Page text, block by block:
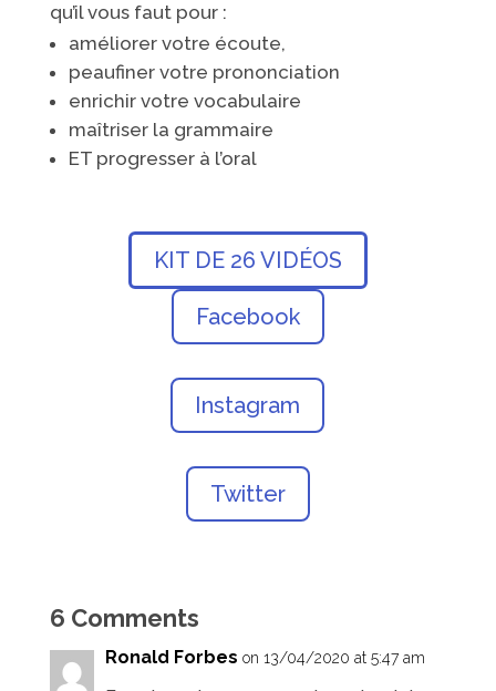
qu’il vous faut pour :
améliorer votre écoute,
peaufiner votre prononciation
enrichir votre vocabulaire
maîtriser la grammaire
ET progresser à l’oral
KIT DE 26 VIDÉOS
Facebook
Instagram
Twitter
6 Comments
Ronald Forbes on 13/04/2020 at 5:47 am